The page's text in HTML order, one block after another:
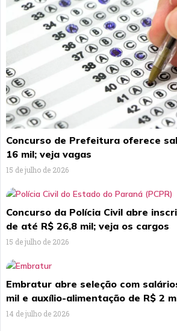
Concurso de Prefeitura oferece
16 mil; veja vagas
15 de julho de 2026
Concurso da Polícia Civil abre
de até R$ 26,8 mil; veja os cargos
15 de julho de 2026
Embratur abre seleção com
mil e auxílio-alimentação de R$ 2
14 de julho de 2026